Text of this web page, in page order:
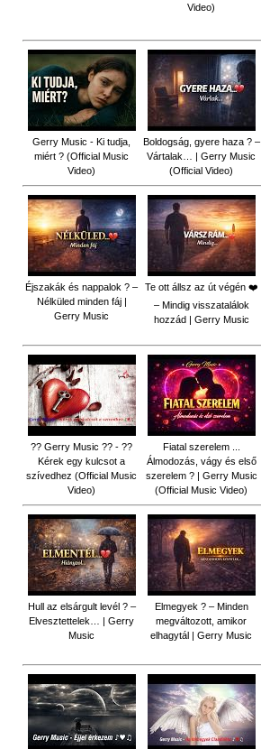
Video)
Gerry Music - Ki tudja,
miért ? (Official Music
Video)
Boldogság, gyere haza ? –
Vártalak… | Gerry Music
(Official Video)
Éjszakák és nappalok ? –
Nélküled minden fáj |
Gerry Music
Te ott állsz az út végén ❤️
– Mindig visszatalálok
hozzád | Gerry Music
?? Gerry Music ?? - ??
Kérek egy kulcsot a
szívedhez (Official Music
Video)
Fiatal szerelem ...
Álmodozás, vágy és első
szerelem ? | Gerry Music
(Official Music Video)
Hull az elsárgult levél ? –
Elvesztettelek… | Gerry
Music
Elmegyek ? – Minden
megváltozott, amikor
elhagytál | Gerry Music